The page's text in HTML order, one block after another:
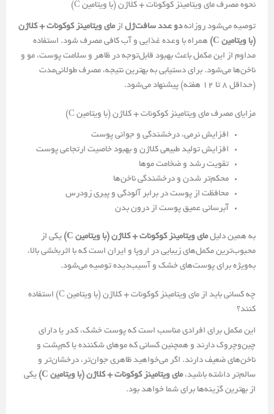
نحوه مصرف مای‌ ویتامینز کوکونات + کلاژن (با ویتامین C)
توصیه می‌شود روزانهدو عدد سافت‌ژل ازمای‌ ویتامینز کوکونات + کلاژن
(با ویتامین C)
همراه با وعده غذایی و آب کافی مصرف شود. استفاده
مداوم از این مکمل باعث بهبود قابل‌توجه در ظاهر و سلامت پوست، مو و
ناخن‌ها می‌شود. برای دستیابی به بهترین نتیجه، مصرف طولانی‌مدت
(حداقل ۸ تا ۱۲ هفته) پیشنهاد می‌شود.
مزایای مصرف مای‌ ویتامینز کوکونات + کلاژن (با ویتامین C)
افزایش نرمی، درخشندگی و جوانی پوست
افزایش تولید طبیعی کلاژن و بهبود خاصیت ارتجاعی پوست
تقویت رشد و ضخامت موها
محکم‌تر شدن و درخشندگی ناخن‌ها
محافظت از پوست در برابر آلودگی و پیری زودرس
آبرسانی عمیق پوست از درون بدن
به همین دلیلمای‌ ویتامینز کوکونات + کلاژن (با ویتامین C)
یکی از
محبوب‌ترین مکمل‌های زیبایی در اروپا و ایران است که با اثربخشی بالا،
به‌ویژه برای پوست‌های خشک و آسیب‌دیده توصیه می‌شود.
چه کسانی باید از مای‌ ویتامینز کوکونات + کلاژن (با ویتامین C) استفاده
کنند؟
این مکمل برای افرادی مناسب است که پوست خشک، کدر یا دارای
چین‌وچروک دارند و همچنین کسانی که موهای شکننده یا کم‌پشت و
ناخن‌های ضعیف دارند. اگر می‌خواهید ظاهری جوان‌تر، درخشان‌تر و
سالم‌تر داشته باشید،مای‌ ویتامینز کوکونات + کلاژن (با ویتامین C)
یکی
از بهترین گزینه‌ها برای شما خواهد بود.